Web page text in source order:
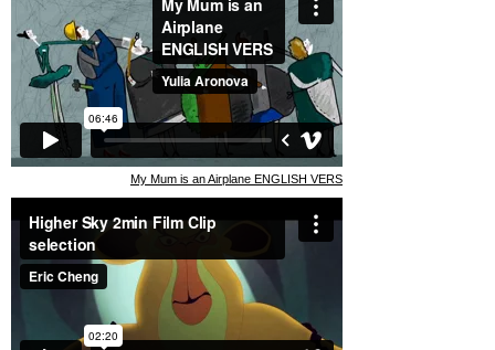
My Mum is an Airplane ENGLISH VERS